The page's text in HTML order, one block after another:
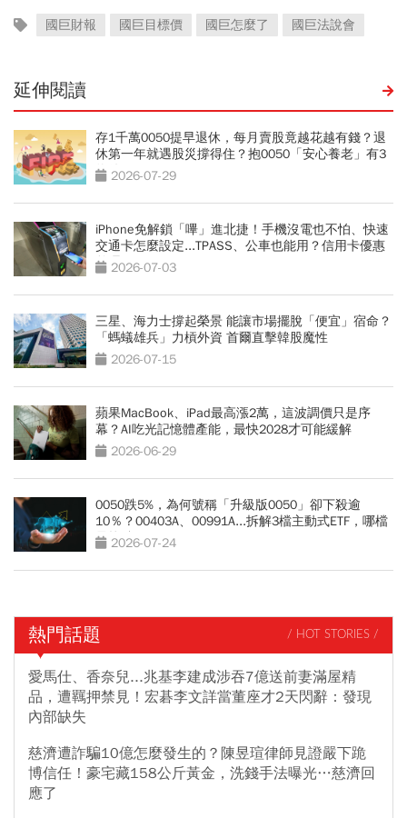
國巨財報 國巨目標價 國巨怎麼了 國巨法說會
延伸閱讀
存1千萬0050提早退休，每月賣股竟越花越有錢？退
休第一年就遇股災撐得住？抱0050「安心養老」有3
條件2026-07-29
iPhone免解鎖「嗶」進北捷！手機沒電也不怕、快速
交通卡怎麼設定...TPASS、公車也能用？信用卡優惠
整理2026-07-03
三星、海力士撐起榮景 能讓市場擺脫「便宜」宿命？
「螞蟻雄兵」力槓外資 首爾直擊韓股魔性
2026-07-15
蘋果MacBook、iPad最高漲2萬，這波調價只是序
幕？AI吃光記憶體產能，最快2028才可能緩解
2026-06-29
0050跌5%，為何號稱「升級版0050」卻下殺逾
10％？00403A、00991A...拆解3檔主動式ETF，哪檔
最抗跌？
2026-07-24
熱門話題 / HOT STORIES /
愛馬仕、香奈兒...兆基李建成涉吞7億送前妻滿屋精
品，遭羈押禁見！宏碁李文詳當董座才2天閃辭：發現
內部缺失
慈濟遭詐騙10億怎麼發生的？陳昱瑄律師見證嚴下跪
博信任！豪宅藏158公斤黃金，洗錢手法曝光…慈濟回
應了